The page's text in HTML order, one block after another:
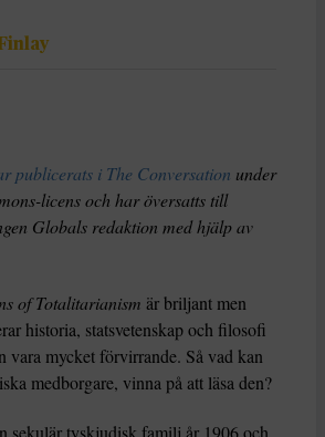
publicerats i The Conversation under
licens och har översatts till
Globals redaktion med hjälp av
of Totalitarianism är briljant men
historia, statsvetenskap och filosofi
vara mycket förvirrande. Så vad kan
medborgare, vinna på att läsa den?
sekulär tyskjudisk familj år 1906 och